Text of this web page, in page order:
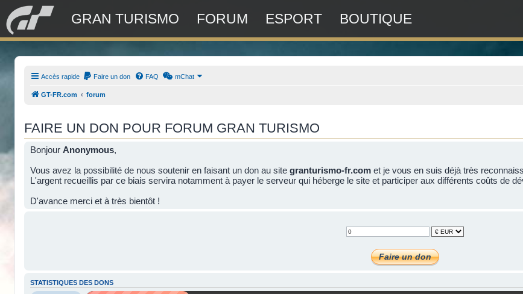
GRAN TURISMO FORUM ESPORT BOUTIQUE
Accès rapide Faire un don FAQ mChat
GT-FR.com forum
FAIRE UN DON POUR FORUM GRAN TURISMO
BonjourAnonymous,
Vous avez la possibilité de nous soutenir en faisant un don au sitegranturismo-fr.com et je vous en suis déjà très
L'argent recueillis par ce biais servira notamment à payer le serveur qui héberge le site et participer aux différents coûts de
D'avance merci et à très bientôt !
STATISTIQUES DES DONS